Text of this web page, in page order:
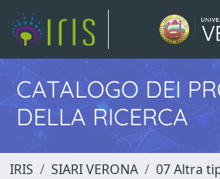
CATALOGO DEI
DELLA RICERCA
IRIS SIARI VERONA
07 Altra